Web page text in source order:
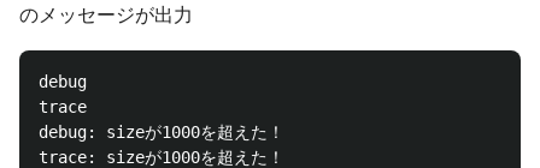
のメッセージが出力
debug
trace
debug: sizeが1000を超えた！
trace: sizeが1000を超えた！